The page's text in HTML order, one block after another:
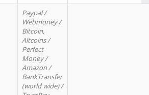
Paypal /
Webmoney /
Bitcoin,
Altcoins /
Perfect
Money /
Amazon /
BankTransfer
(world wide) /